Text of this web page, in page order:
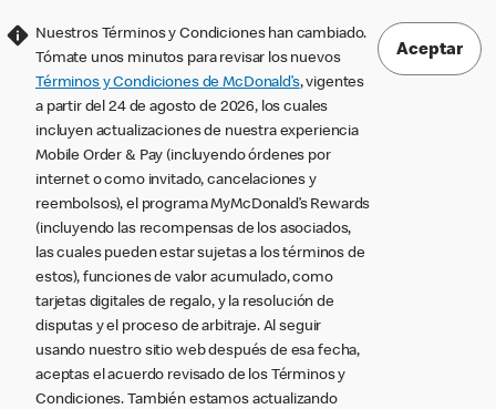
Nuestros Términos y Condiciones han cambiado.
Tómate unos minutos para revisar los nuevos
Términos y Condiciones de McDonald’s, vigentes
a partir del 24 de agosto de 2026, los cuales
incluyen actualizaciones de nuestra experiencia
Mobile Order & Pay (incluyendo órdenes por
internet o como invitado, cancelaciones y
reembolsos), el programa MyMcDonald’s Rewards
(incluyendo las recompensas de los asociados,
las cuales pueden estar sujetas a los términos de
estos), funciones de valor acumulado, como
tarjetas digitales de regalo, y la resolución de
disputas y el proceso de arbitraje. Al seguir
usando nuestro sitio web después de esa fecha,
aceptas el acuerdo revisado de los Términos y
Condiciones. También estamos actualizando
Aceptar